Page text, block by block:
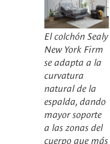
El colchón Sealy
New York Firm
se adapta a la
curvatura
natural de la
espalda, dando
mayor soporte
a las zonas del
cuerpo que más